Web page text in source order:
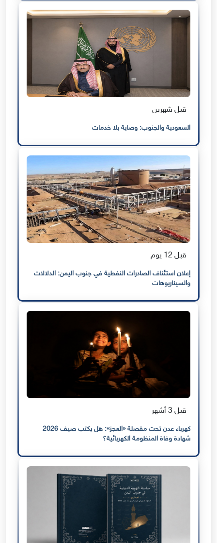
قبل شهرين
السعودية والجنوب: وصاية بلا خدمات
قبل 12 يوم
إعلان استئناف الصادرات النفطية في جنوب اليمن: الدلالات
والسيناريوهات
قبل 3 أشهر
كهرباء عدن تحت مقصلة «العجز»: هل يكتب صيف 2026
شهادة وفاة المنظومة الكهربائية؟